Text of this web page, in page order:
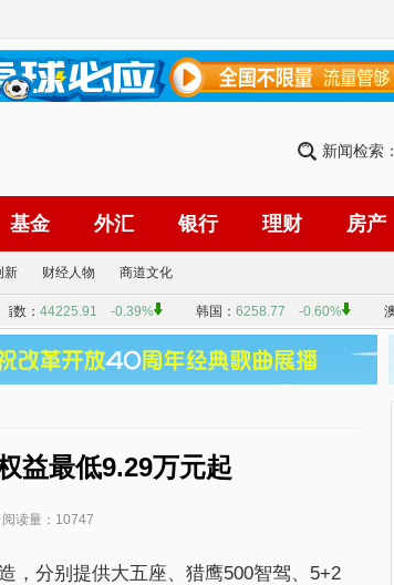
新闻检索：
基金 外汇 银行 理财 房产
新 财经人物 商道文化
益最低9.29万元起
读量：10747
，分别提供大五座、猎鹰500智驾、5+2